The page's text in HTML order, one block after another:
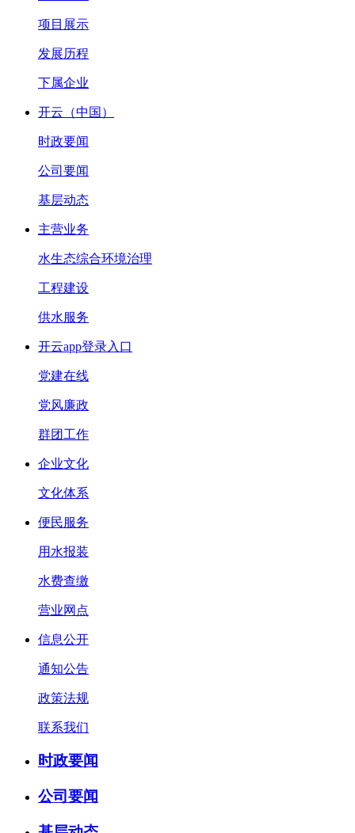
项目展示
发展历程
下属企业
开云（中国）
时政要闻
公司要闻
基层动态
主营业务
水生态综合环境治理
工程建设
供水服务
开云app登录入口
党建在线
党风廉政
群团工作
企业文化
文化体系
便民服务
用水报装
水费查缴
营业网点
信息公开
通知公告
政策法规
联系我们
时政要闻
公司要闻